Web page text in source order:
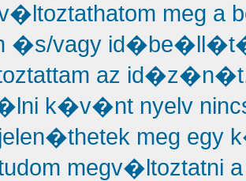
meg
�s/vagy
az
k�v�nt nyelv
meg egy
megv�ltoztatni